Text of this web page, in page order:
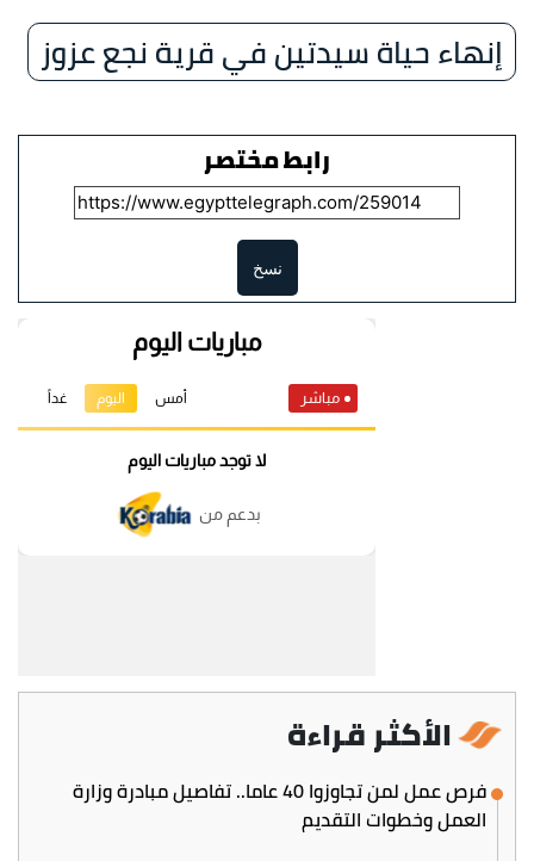
إنهاء حياة سيدتين في قرية نجع عزوز
رابط مختصر
نسخ
الأكثر قراءة
فرص عمل لمن تجاوزوا 40 عاما.. تفاصيل مبادرة وزارة
العمل وخطوات التقديم